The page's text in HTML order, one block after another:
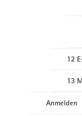
12
13
Anmelden